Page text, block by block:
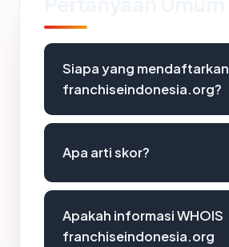
Siapa yang mendaftarkan
franchiseindonesia.org?
Apa arti skor?
Apakah informasi WHOIS
franchiseindonesia.org